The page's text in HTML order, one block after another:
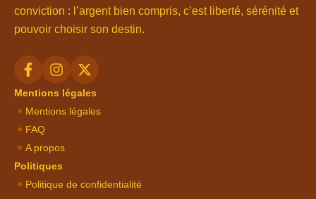
conviction : l’argent bien compris, c’est liberté, sérénité et
pouvoir choisir son destin.
Mentions légales
Mentions légales
FAQ
A propos
Politiques
Politique de confidentialité